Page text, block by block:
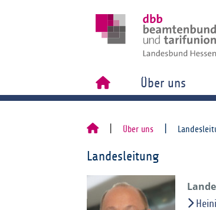
Über uns
Über uns
Landesleitung